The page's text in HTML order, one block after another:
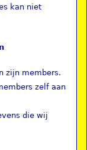
kan niet
zijn members.
zelf aan
die wij